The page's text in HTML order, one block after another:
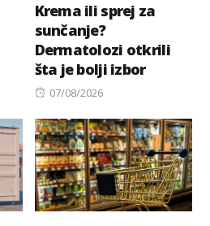
Krema ili sprej za
sunčanje?
Dermatolozi otkrili
šta je bolji izbor
Posted
07/08/2026